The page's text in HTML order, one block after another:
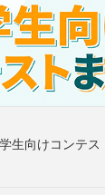
生向けコンテ